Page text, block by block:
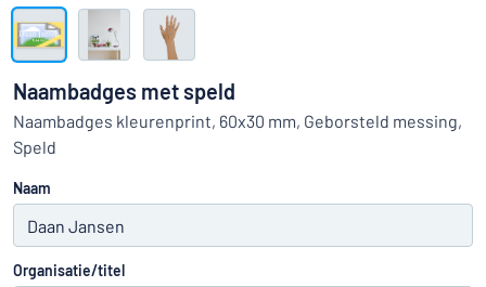
Kun je niet vinden wat je zoekt? Ontwerp uw bord hier
Toon alle categorieën
Inloggen
Consument
Naambadges met speld
Naambadges kleurenprint, 60x30 mm, Geborsteld messing,
Speld
Naam
Organisatie/titel